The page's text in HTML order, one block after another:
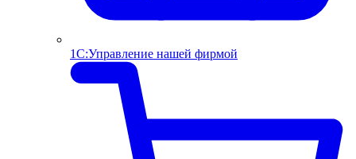
1С:Управление нашей фирмой